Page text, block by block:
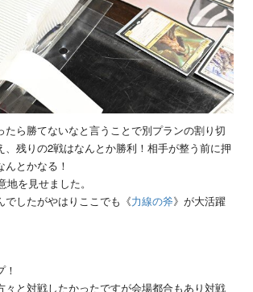
たら勝てないなと言うことで別プランの割り切
、残りの2戦はなんとか勝利！相手が整う前に押
んとかなる！
地を見せました。
でしたがやはりここでも《力線の斧》が大活躍
々と対戦したかったですが会場都合もあり対戦